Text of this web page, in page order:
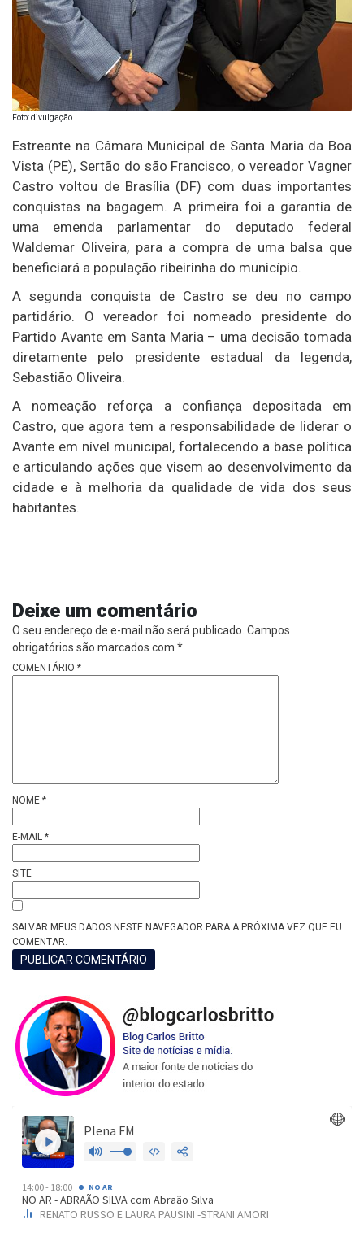
Foto: divulgação
Estreante na Câmara Municipal de Santa Maria da Boa
Vista (PE), Sertão do são Francisco, o vereador Vagner
Castro voltou de Brasília (DF) com duas importantes
conquistas na bagagem. A primeira foi a garantia de
uma emenda parlamentar do deputado federal
Waldemar Oliveira, para a compra de uma balsa que
beneficiará a população ribeirinha do município.
A segunda conquista de Castro se deu no campo
partidário. O vereador foi nomeado presidente do
Partido Avante em Santa Maria – uma decisão tomada
diretamente pelo presidente estadual da legenda,
Sebastião Oliveira.
A nomeação reforça a confiança depositada em
Castro, que agora tem a responsabilidade de liderar o
Avante em nível municipal, fortalecendo a base política
e articulando ações que visem ao desenvolvimento da
cidade e à melhoria da qualidade de vida dos seus
habitantes.
Deixe um comentário
O seu endereço de e-mail não será publicado. Campos
obrigatórios são marcados com *
COMENTÁRIO *
NOME *
E-MAIL *
SITE
SALVAR MEUS DADOS NESTE NAVEGADOR PARA A PRÓXIMA VEZ QUE EU
COMENTAR.